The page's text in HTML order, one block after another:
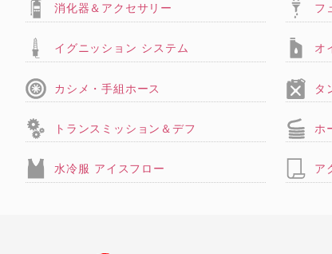
消化器＆アクセサリー フ
イグニッション システム オ
カシメ・手組ホース タ
トランスミッション＆デフ ホ
水冷服 アイスフロー ア